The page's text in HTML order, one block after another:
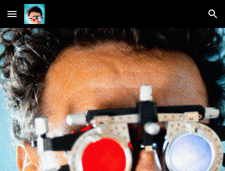
Skip to main content Skip to navigation